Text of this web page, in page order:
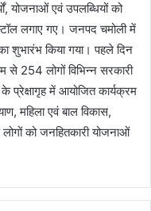
योजनाओं एवं उपलब्धियों को
लगाए गए। जनपद चमोली में
शुभारंभ किया गया। पहले दिन
से 254 लोगों विभिन्न सरकारी
प्रेक्षागृह में आयोजित कार्यक्रम
महिला एवं बाल विकास,
को जनहितकारी योजनाओं